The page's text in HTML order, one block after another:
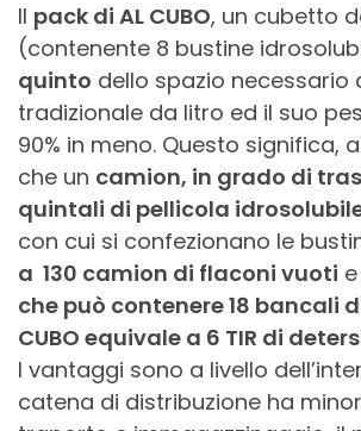
Il pack di AL CUBO, un cubetto
(contenente 8 bustine
quinto dello spazio necessario
tradizionale da litro ed il suo
90% in meno. Questo significa,
che un camion, in grado di
quintali di pellicola
con cui si confezionano le
a 130 camion di flaconi vuoti
che può contenere 18 bancali
CUBO equivale a 6 TIR di
I vantaggi sono a livello
catena di distribuzione ha